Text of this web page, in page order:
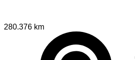
280.376 km